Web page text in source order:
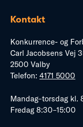
Kontakt
Konkurrence- og
Carl Jacobsens Vej
2500 Valby
Telefon: 4171 5000
Mandag–torsdag kl.
Fredag 8:30–15:00